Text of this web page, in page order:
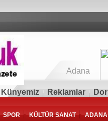
Adana
Künyemiz Reklamlar
SPOR KÜLTÜR SANAT ADANA